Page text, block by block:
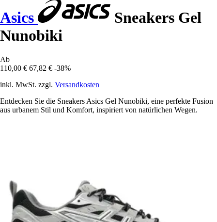
Asics
Sneakers Gel
Nunobiki
Ab
110,00 € 67,82 € -38%
inkl. MwSt. zzgl. Versandkosten
Entdecken Sie die Sneakers Asics Gel Nunobiki, eine perfekte Fusion
aus urbanem Stil und Komfort, inspiriert von natürlichen Wegen.